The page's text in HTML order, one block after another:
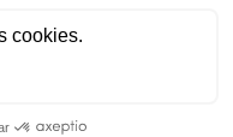
droits réservés.